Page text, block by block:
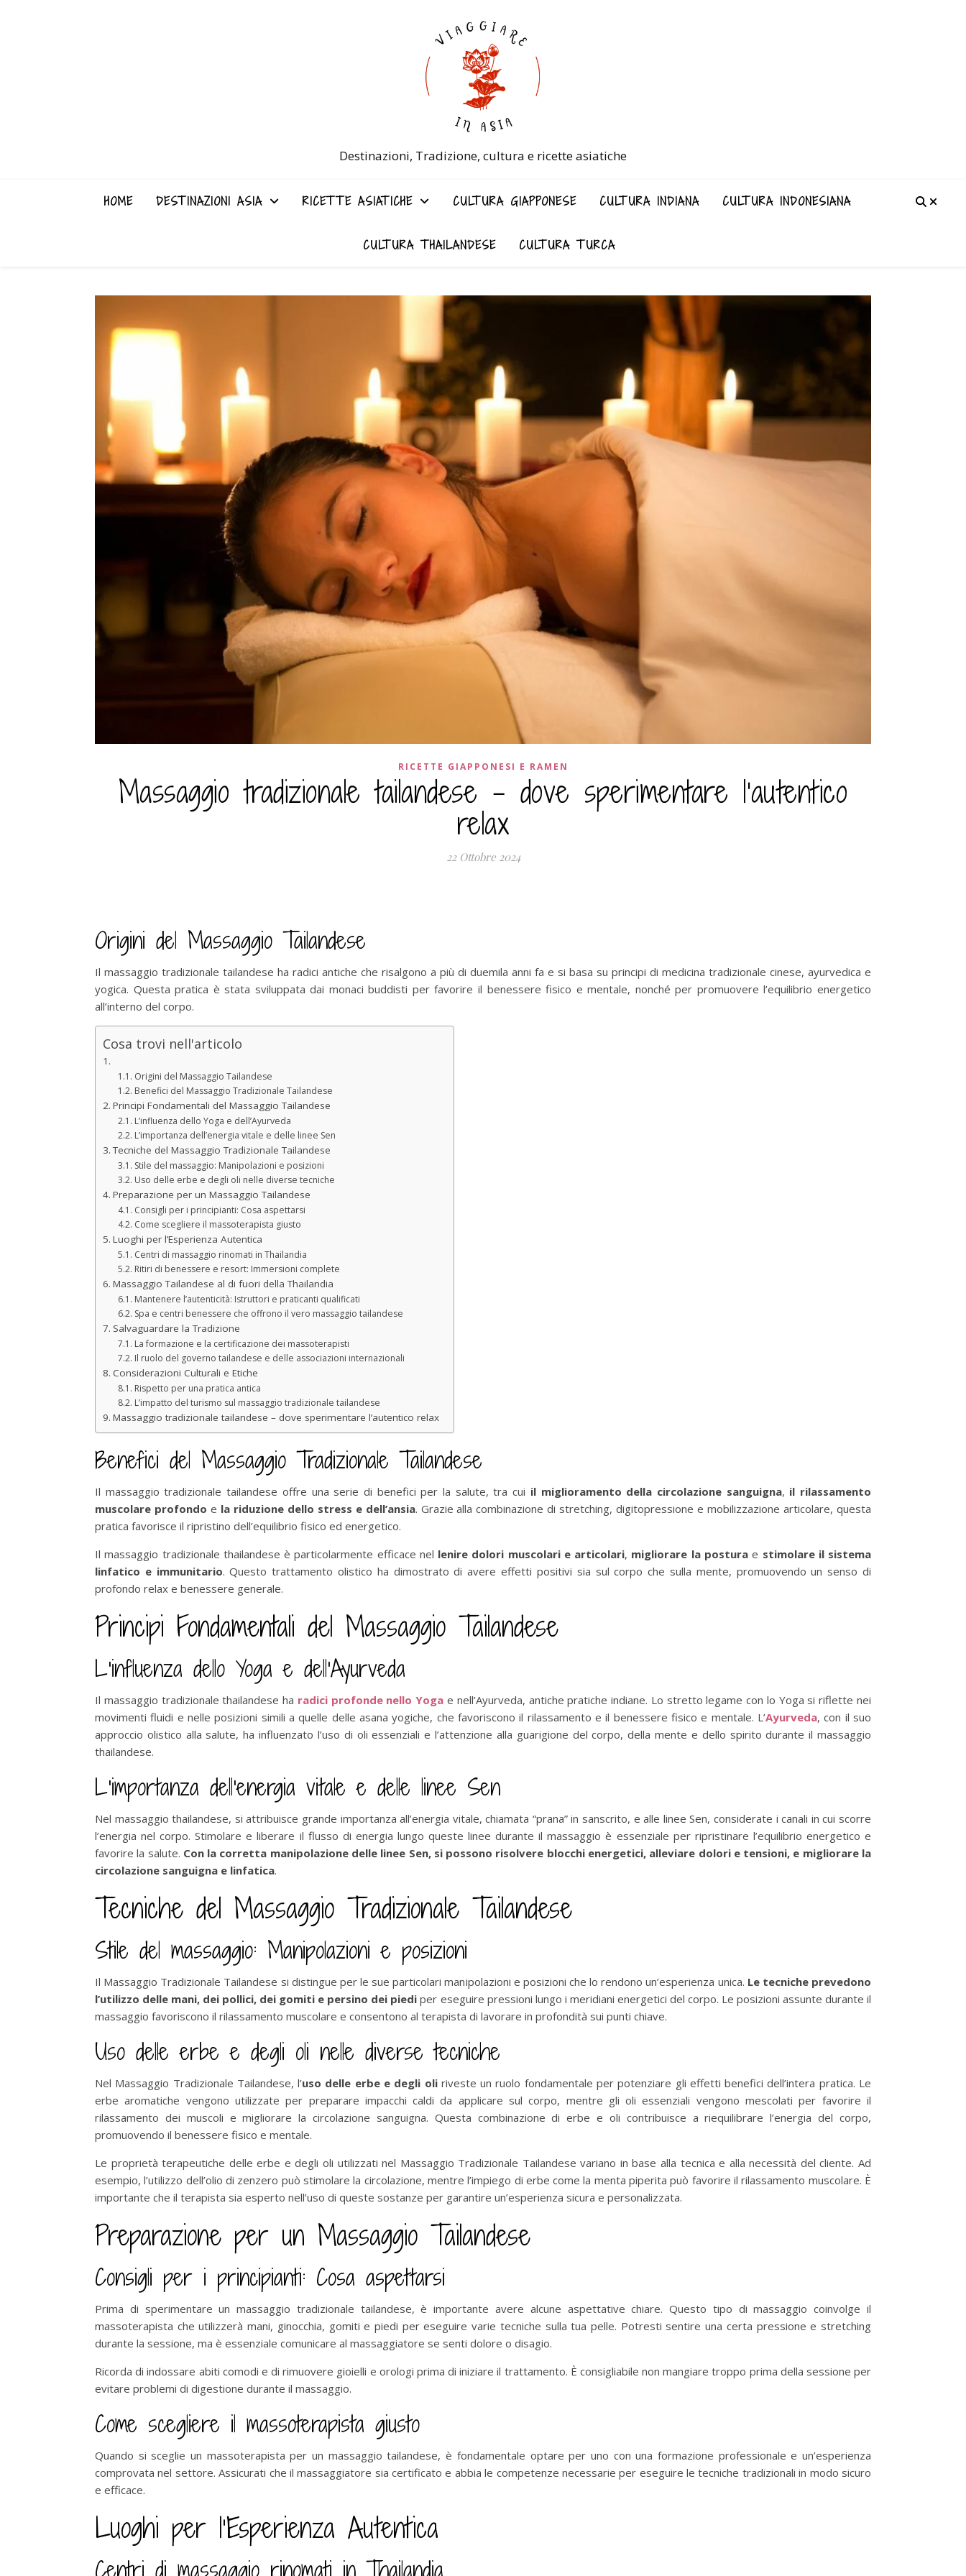
Destinazioni, Tradizione, cultura e ricette asiatiche
HOME DESTINAZIONI ASIA RICETTE ASIATICHE CULTURA GIAPPONESE CULTURA INDIANA CULTURA INDONESIANA
CULTURA THAILANDESE CULTURA TURCA
RICETTE GIAPPONESI E RAMEN
Massaggio tradizionale tailandese – dove sperimentare l'autentico
relax
22 Ottobre 2024
Origini del Massaggio Tailandese
Il massaggio tradizionale tailandese ha radici antiche che risalgono a più di duemila anni fa e si basa su principi di medicina tradizionale cinese, ayurvedica e
yogica. Questa pratica è stata sviluppata dai monaci buddisti per favorire il benessere fisico e mentale, nonché per promuovere l’equilibrio energetico
all’interno del corpo.
Cosa trovi nell'articolo
Origini del Massaggio Tailandese
Benefici del Massaggio Tradizionale Tailandese
Principi Fondamentali del Massaggio Tailandese
L’influenza dello Yoga e dell’Ayurveda
L’importanza dell’energia vitale e delle linee Sen
Tecniche del Massaggio Tradizionale Tailandese
Stile del massaggio: Manipolazioni e posizioni
Uso delle erbe e degli oli nelle diverse tecniche
Preparazione per un Massaggio Tailandese
Consigli per i principianti: Cosa aspettarsi
Come scegliere il massoterapista giusto
Luoghi per l’Esperienza Autentica
Centri di massaggio rinomati in Thailandia
Ritiri di benessere e resort: Immersioni complete
Massaggio Tailandese al di fuori della Thailandia
Mantenere l’autenticità: Istruttori e praticanti qualificati
Spa e centri benessere che offrono il vero massaggio tailandese
Salvaguardare la Tradizione
La formazione e la certificazione dei massoterapisti
Il ruolo del governo tailandese e delle associazioni internazionali
Considerazioni Culturali e Etiche
Rispetto per una pratica antica
L’impatto del turismo sul massaggio tradizionale tailandese
Massaggio tradizionale tailandese – dove sperimentare l’autentico relax
Benefici del Massaggio Tradizionale Tailandese
Il massaggio tradizionale tailandese offre una serie di benefici per la salute, tra cui il miglioramento della circolazione sanguigna, il rilassamento
muscolare profondo e la riduzione dello stress e dell’ansia. Grazie alla combinazione di stretching, digitopressione e mobilizzazione articolare, questa
pratica favorisce il ripristino dell’equilibrio fisico ed energetico.
Il massaggio tradizionale thailandese è particolarmente efficace nel lenire dolori muscolari e articolari, migliorare la posturae stimolare il sistema
linfatico e immunitario. Questo trattamento olistico ha dimostrato di avere effetti positivi sia sul corpo che sulla mente, promuovendo un senso di
profondo relax e benessere generale.
Principi Fondamentali del Massaggio Tailandese
L’influenza dello Yoga e dell’Ayurveda
Il massaggio tradizionale thailandese ha radici profonde nello Yoga e nell’Ayurveda, antiche pratiche indiane. Lo stretto legame con lo Yoga si riflette nei
movimenti fluidi e nelle posizioni simili a quelle delle asana yogiche, che favoriscono il rilassamento e il benessere fisico e mentale. L’Ayurveda, con il suo
approccio olistico alla salute, ha influenzato l’uso di oli essenziali e l’attenzione alla guarigione del corpo, della mente e dello spirito durante il massaggio
thailandese.
L’importanza dell’energia vitale e delle linee Sen
Nel massaggio thailandese, si attribuisce grande importanza all’energia vitale, chiamata “prana” in sanscrito, e alle linee Sen, considerate i canali in cui scorre
l’energia nel corpo. Stimolare e liberare il flusso di energia lungo queste linee durante il massaggio è essenziale per ripristinare l’equilibrio energetico e
favorire la salute. Con la corretta manipolazione delle linee Sen, si possono risolvere blocchi energetici, alleviare dolori e tensioni, e migliorare la
circolazione sanguigna e linfatica.
Tecniche del Massaggio Tradizionale Tailandese
Stile del massaggio: Manipolazioni e posizioni
Il Massaggio Tradizionale Tailandese si distingue per le sue particolari manipolazioni e posizioni che lo rendono un’esperienza unica. Le tecniche prevedono
l’utilizzo delle mani, dei pollici, dei gomiti e persino dei piedi per eseguire pressioni lungo i meridiani energetici del corpo. Le posizioni assunte durante il
massaggio favoriscono il rilassamento muscolare e consentono al terapista di lavorare in profondità sui punti chiave.
Uso delle erbe e degli oli nelle diverse tecniche
Nel Massaggio Tradizionale Tailandese, l’uso delle erbe e degli oliriveste un ruolo fondamentale per potenziare gli effetti benefici dell’intera pratica. Le
erbe aromatiche vengono utilizzate per preparare impacchi caldi da applicare sul corpo, mentre gli oli essenziali vengono mescolati per favorire il
rilassamento dei muscoli e migliorare la circolazione sanguigna. Questa combinazione di erbe e oli contribuisce a riequilibrare l’energia del corpo,
promuovendo il benessere fisico e mentale.
Le proprietà terapeutiche delle erbe e degli oli utilizzati nel Massaggio Tradizionale Tailandese variano in base alla tecnica e alla necessità del cliente. Ad
esempio, l’utilizzo dell’olio di zenzero può stimolare la circolazione, mentre l’impiego di erbe come la menta piperita può favorire il rilassamento muscolare. È
importante che il terapista sia esperto nell’uso di queste sostanze per garantire un’esperienza sicura e personalizzata.
Preparazione per un Massaggio Tailandese
Consigli per i principianti: Cosa aspettarsi
Prima di sperimentare un massaggio tradizionale tailandese, è importante avere alcune aspettative chiare. Questo tipo di massaggio coinvolge il
massoterapista che utilizzerà mani, ginocchia, gomiti e piedi per eseguire varie tecniche sulla tua pelle. Potresti sentire una certa pressione e stretching
durante la sessione, ma è essenziale comunicare al massaggiatore se senti dolore o disagio.
Ricorda di indossare abiti comodi e di rimuovere gioielli e orologi prima di iniziare il trattamento. È consigliabile non mangiare troppo prima della sessione per
evitare problemi di digestione durante il massaggio.
Come scegliere il massoterapista giusto
Quando si sceglie un massoterapista per un massaggio tailandese, è fondamentale optare per uno con una formazione professionale e un’esperienza
comprovata nel settore. Assicurati che il massaggiatore sia certificato e abbia le competenze necessarie per eseguire le tecniche tradizionali in modo sicuro
e efficace.
Luoghi per l’Esperienza Autentica
Centri di massaggio rinomati in Thailandia